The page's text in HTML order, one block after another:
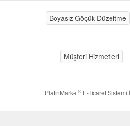
Boyasız Göçük Düzeltme
Müşteri Hizmetleri
PlatinMarket®E-Ticaret Sistemi